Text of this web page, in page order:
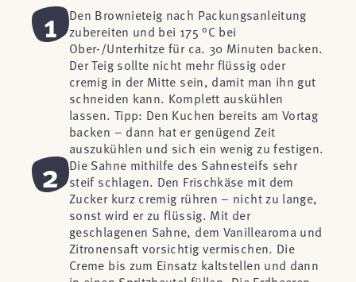
1
Den Brownieteig nach Packungsanleitung
zubereiten und bei 175 °C bei
Ober-/Unterhitze für ca. 30 Minuten backen.
Der Teig sollte nicht mehr flüssig oder
cremig in der Mitte sein, damit man ihn gut
schneiden kann. Komplett auskühlen
lassen. Tipp: Den Kuchen bereits am Vortag
backen – dann hat er genügend Zeit
auszukühlen und sich ein wenig zu festigen.
2
Die Sahne mithilfe des Sahnesteifs sehr
steif schlagen. Den Frischkäse mit dem
Zucker kurz cremig rühren – nicht zu lange,
sonst wird er zu flüssig. Mit der
geschlagenen Sahne, dem Vanillearoma und
Zitronensaft vorsichtig vermischen. Die
Creme bis zum Einsatz kaltstellen und dann